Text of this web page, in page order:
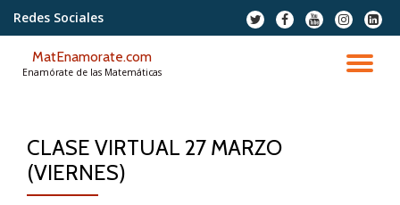
contenido
Redes Sociales
fa-
twitter
fa-
facebook
fa-
youtube
fa-
instagram
fa-
MatEnamorate.com
Enamórate de las Matemáticas
CLASE VIRTUAL 27 MARZO
(VIERNES)